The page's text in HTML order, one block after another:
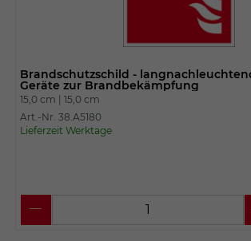
Brandschutzschild -
Geräte zur Brandbekämpfung
15,0 cm | 15,0 cm
Art.-Nr. 38.A5180
Lieferzeit Werktage